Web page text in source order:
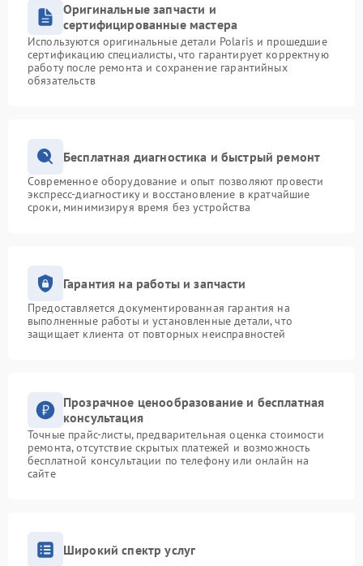
Оригинальные запчасти и
сертифицированные мастера
Используются оригинальные детали Polaris и прошедшие
сертификацию специалисты, что гарантирует корректную
работу после ремонта и сохранение гарантийных
обязательств
Бесплатная диагностика и быстрый ремонт
Современное оборудование и опыт позволяют провести
экспресс-диагностику и восстановление в кратчайшие
сроки, минимизируя время без устройства
Гарантия на работы и запчасти
Предоставляется документированная гарантия на
выполненные работы и установленные детали, что
защищает клиента от повторных неисправностей
Прозрачное ценообразование и бесплатная
консультация
Точные прайс-листы, предварительная оценка стоимости
ремонта, отсутствие скрытых платежей и возможность
бесплатной консультации по телефону или онлайн на
сайте
Широкий спектр услуг